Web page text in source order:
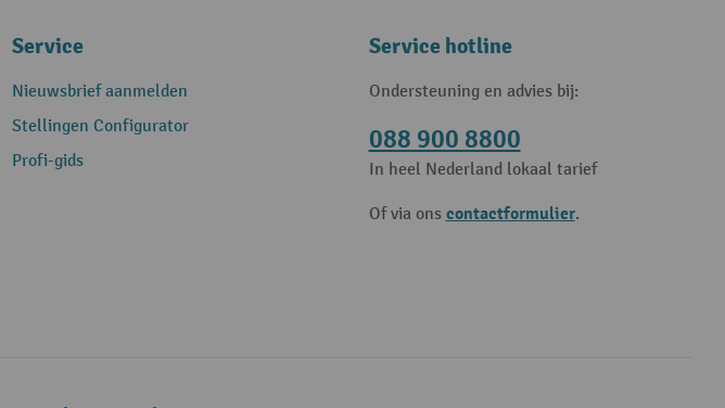
Service
Nieuwsbrief aanmelden
Stellingen Configurator
Profi-gids
Service hotline
Ondersteuning en advies bij:
088 900 8800
In heel Nederland lokaal tarief
Of via ons contactformulier.